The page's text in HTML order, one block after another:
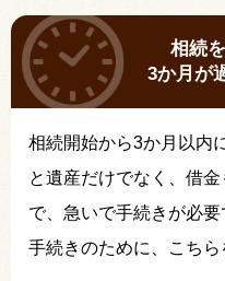
相続
3か月が
相続開始から3か月以内
と遺産だけでなく、借
で、急いで手続きが必
手続きのために、こちら